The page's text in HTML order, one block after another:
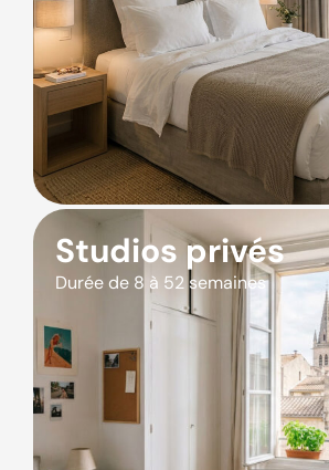
Studios privés
Durée de 8 à 52 semaines